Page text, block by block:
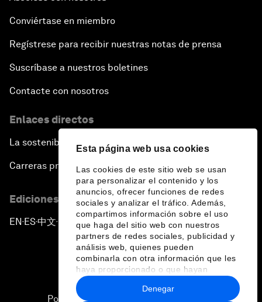
Esta página web usa cookies
Las cookies de este sitio web se usan
para personalizar el contenido y los
anuncios, ofrecer funciones de redes
sociales y analizar el tráfico. Además,
compartimos información sobre el uso
que haga del sitio web con nuestros
partners de redes sociales, publicidad y
análisis web, quienes pueden
combinarla con otra información que les
haya proporcionado o que hayan
recopilado a partir del uso que haya
hecho de sus servicios.
Denegar
Conviértase en miembro
Regístrese para recibir nuestras notas de prensa
Suscríbase a nuestros boletines
Contacte con nosotros
Enlaces directos
La sostenibilidad en el Foro
Carreras profesionales
Ediciones en otros idiomas
EN ▪ES▪中文▪ 日本語
Política de privacidad y normas de uso